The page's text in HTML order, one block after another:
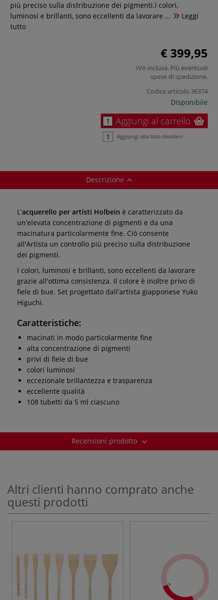
più preciso sulla distribuzione dei pigmenti.I colori,
luminosi e brillanti, sono eccellenti da lavorare ...
Leggi
tutto
€ 399,95
IVA inclusa. Più eventuali
spese di spedizione.
Codice articolo 36374
Disponibile
Aggiungi al carrello
Aggiungi alla lista desideri
Descrizione
L'acquerello per artisti Holbein è caratterizzato da
un'elevata concentrazione di pigmenti e da una
macinatura particolarmente fine. Ciò consente
all'Artista un controllo più preciso sulla distribuzione
dei pigmenti.
I colori, luminosi e brillanti, sono eccellenti da lavorare
grazie all'ottima consistenza. Il colore è inoltre privo di
fiele di bue. Set progettato dall'artista giapponese Yuko
Higuchi.
Caratteristiche:
macinati in modo particolarmente fine
alta concentrazione di pigmenti
privi di fiele di bue
colori luminosi
eccezionale brillantezza e trasparenza
eccellente qualità
108 tubetti da 5 ml ciascuno
Recensioni prodotto
Altri clienti hanno comprato anche
questi prodotti